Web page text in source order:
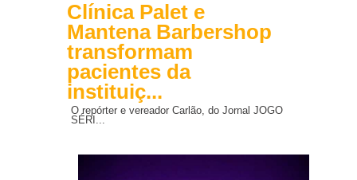
Clínica Palet e
Mantena Barbershop
transformam
pacientes da
instituiç...
O repórter e vereador Carlão, do Jornal JOGO
SÉRI...